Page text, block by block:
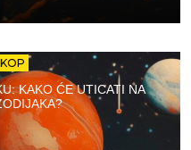
KAKO ĆE UTICATI NA